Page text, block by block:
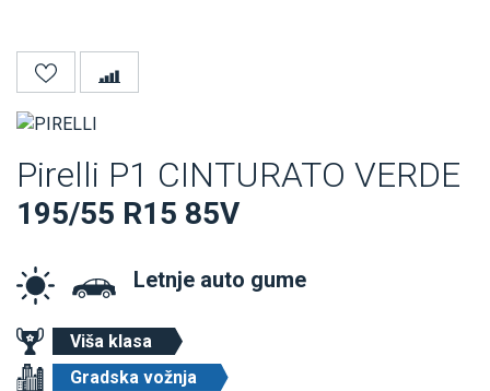
Pirelli P1 CINTURATO VERDE
195/55 R15 85V
Letnje auto gume
Viša klasa
Gradska vožnja